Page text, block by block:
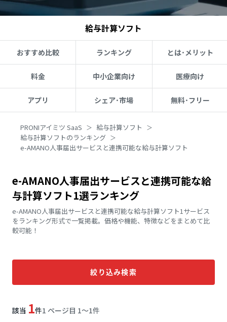
給与計算ソフト
おすすめ比較 ランキング とは･メリット
料金 中小企業向け 医療向け
アプリ シェア･市場 無料･フリー
PRONIアイミツ SaaS
給与計算ソフト
給与計算ソフトのランキング
e-AMANO人事届出サービスと連携可能な給与計算ソフト
e-AMANO人事届出サービスと連携可能な給
与計算ソフト1選ランキング
e-AMANO人事届出サービスと連携可能な給与計算ソフト1サービス
をランキング形式で一覧掲載。価格や機能、特徴などをまとめて比
較可能！
絞り込み検索
該当 1件1 ページ目 1〜1件